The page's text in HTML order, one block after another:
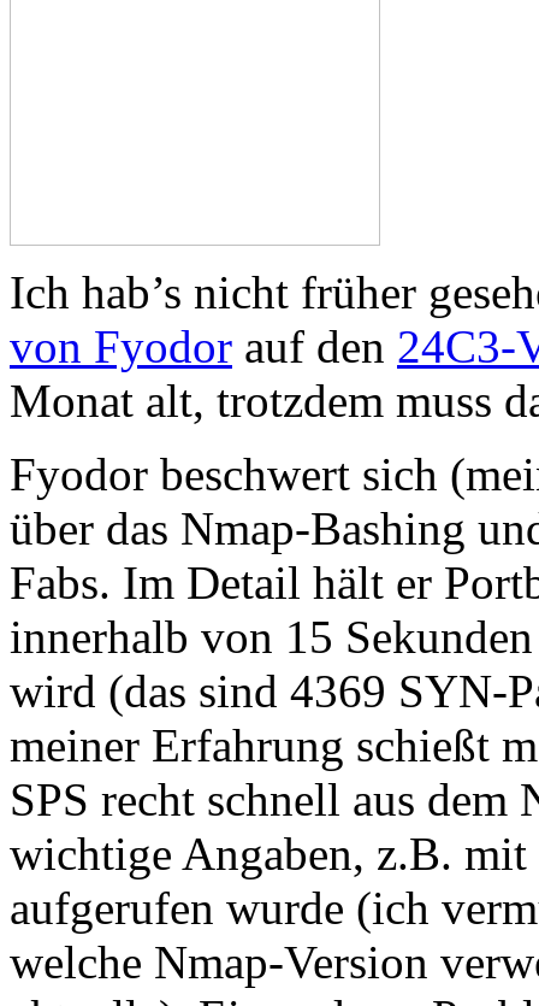
Ich hab’s nicht früher
von Fyodor auf den 24C3-
Monat alt, trotzdem muss
Fyodor beschwert sich
über das Nmap-Bashing
Fabs. Im Detail hält er
innerhalb von 15
wird (das sind 4369 SYN-
meiner Erfahrung schießt
SPS recht schnell aus dem
wichtige Angaben, z.B. mit
aufgerufen wurde (ich
welche Nmap-Version